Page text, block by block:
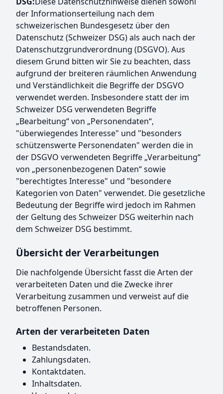
der Informationserteilung nach dem
schweizerischen Bundesgesetz über den
Datenschutz (Schweizer DSG) als auch nach der
Datenschutzgrundverordnung (DSGVO). Aus
diesem Grund bitten wir Sie zu beachten, dass
aufgrund der breiteren räumlichen Anwendung
und Verständlichkeit die Begriffe der DSGVO
verwendet werden. Insbesondere statt der im
Schweizer DSG verwendeten Begriffe
„Bearbeitung“ von „Personendaten“,
"überwiegendes Interesse" und "besonders
schützenswerte Personendaten" werden die in
der DSGVO verwendeten Begriffe „Verarbeitung“
von „personenbezogenen Daten“ sowie
"berechtigtes Interesse" und "besondere
Kategorien von Daten" verwendet. Die gesetzliche
Bedeutung der Begriffe wird jedoch im Rahmen
der Geltung des Schweizer DSG weiterhin nach
dem Schweizer DSG bestimmt.
Übersicht der Verarbeitungen
Die nachfolgende Übersicht fasst die Arten der
verarbeiteten Daten und die Zwecke ihrer
Verarbeitung zusammen und verweist auf die
betroffenen Personen.
Arten der verarbeiteten Daten
Bestandsdaten.
Zahlungsdaten.
Kontaktdaten.
Inhaltsdaten.